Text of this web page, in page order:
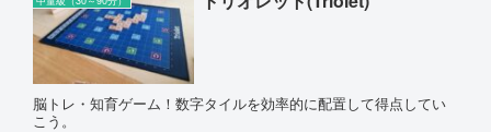
脳トレ・知育ゲーム！数字タイルを効率的に配置して得点してい
こう。